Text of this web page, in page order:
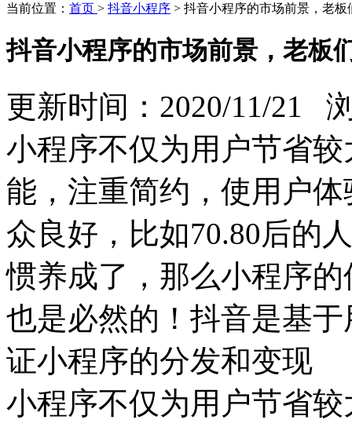
当前位置： 首页 > 抖音小程序 > 抖音小程序的市场前景，老板
抖音小程序的市场前景，老板
更新时间：2020/11/21
小程序不仅为用户节省
能，注重简约，使用户
众良好，比如70.80后的
惯养成了，那么小程序
也是必然的！抖音是基
证小程序的分发和变现
小程序不仅为用户节省